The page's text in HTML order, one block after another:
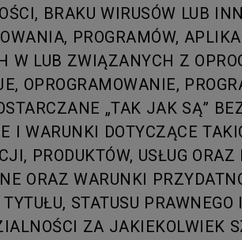
BRAKU WIRUSÓW LUB
PROGRAMÓW,
W LUB ZWIĄZANYCH Z
OPROGRAMOWANIE,
„TAK JAK SĄ”
I WARUNKI DOTYCZĄCE
PRODUKTÓW, USŁUG
ORAZ WARUNKI
STATUSU
ZA JAKIEKOLWIEK